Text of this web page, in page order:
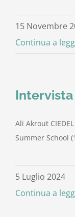
15 Novembre
Continua a
Ali Akrout
Summer School
5 Luglio 2024
Continua a